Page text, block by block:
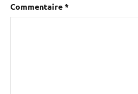
Commentaire*